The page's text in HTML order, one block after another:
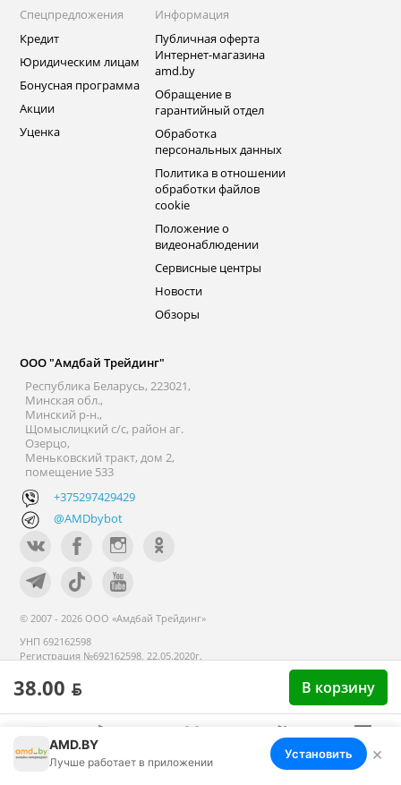
Меню Корзина Избранное Сравнение Войти
38.00 ƃ В корзину
Спецпредложения
Кредит
Юридическим лицам
Бонусная программа
Акции
Уценка
Информация
Публичная оферта
Интернет-магазина
amd.by
Обращение в
гарантийный отдел
Обработка
персональных данных
Политика в отношении
обработки файлов
cookie
Положение о
видеонаблюдении
Сервисные центры
Новости
Обзоры
ООО "Амдбай Трейдинг"
Республика Беларусь, 223021,
Минская обл.,
Минский р-н.,
Щомыслицкий с/с, район аг.
Озерцо,
Меньковский тракт, дом 2,
помещение 533
+375297429429
@AMDbybot
© 2007 - 2026 ООО «Амдбай Трейдинг»
УНП 692162598
Регистрация №692162598, 22.05.2020г.
реестре с 14 сентября 2020г.
Номер телефона работников местных исполнительных и
AMD.BY
Лучше работает в приложении
Установить ×